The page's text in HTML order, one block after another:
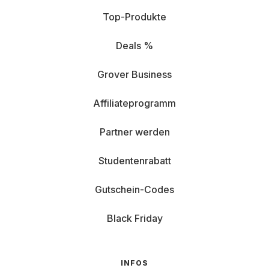
Top-Produkte
Deals %
Grover Business
Affiliateprogramm
Partner werden
Studentenrabatt
Gutschein-Codes
Black Friday
INFOS